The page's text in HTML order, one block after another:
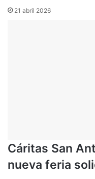
21 abril 2026
Cáritas San
nueva feria